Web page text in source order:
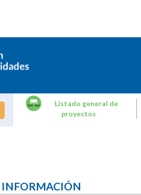
Listado general de
proyectos
INFORMACIÓN